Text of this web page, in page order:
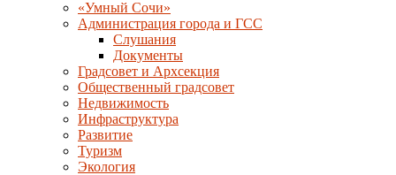
«Умный Сочи»
Администрация города и ГСС
Слушания
Документы
Градсовет и Архсекция
Общественный градсовет
Недвижимость
Инфраструктура
Развитие
Туризм
Экология